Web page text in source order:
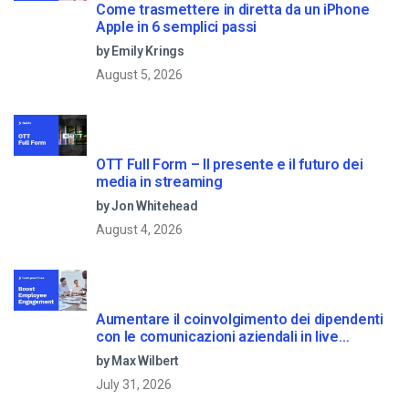
Come trasmettere in diretta da un iPhone
Apple in 6 semplici passi
by Emily Krings
August 5, 2026
OTT Full Form – Il presente e il futuro dei
media in streaming
by Jon Whitehead
August 4, 2026
Aumentare il coinvolgimento dei dipendenti
con le comunicazioni aziendali in live
streaming
by Max Wilbert
July 31, 2026